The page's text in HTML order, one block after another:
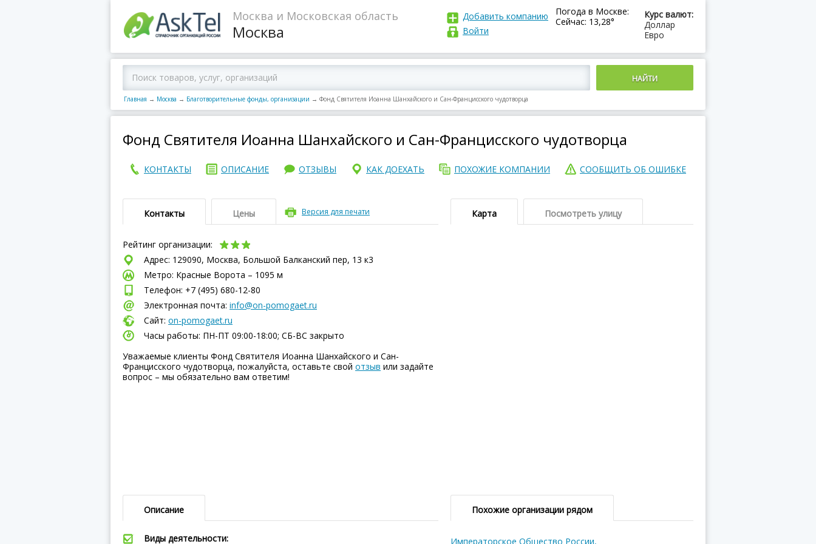
Москва и Московская область
Москва
Курс валют:
Доллар
Евро
Погода в Москве:
Сейчас: 13,28°
Добавить компанию
Войти
Главная → Москва → Благотворительные фонды, организации → Фонд Святителя Иоанна Шанхайского и Сан-Францисского чудотворца
Фонд Святителя Иоанна Шанхайского и Сан-Францисского чудотворца
КОНТАКТЫ ОПИСАНИЕ ОТЗЫВЫ КАК ДОЕХАТЬ ПОХОЖИЕ КОМПАНИИ СООБЩИТЬ ОБ ОШИБКЕ
Контакты Цены Версия для печати
Рейтинг организации:
Адрес: 129090, Москва, Большой Балканский пер, 13 к3
Метро: Красные Ворота – 1095 м
Телефон: +7 (495) 680-12-80
Электронная почта: info@on-pomogaet.ru
Сайт: on-pomogaet.ru
Часы работы: ПН-ПТ 09:00-18:00; СБ-ВC закрыто
Уважаемые клиенты Фонд Святителя Иоанна Шанхайского и Сан-
Францисского чудотворца, пожалуйста, оставьте свой отзыв или задайте
вопрос – мы обязательно вам ответим!
Карта Посмотреть улицу
Описание
Виды деятельности:
Похожие организации рядом
Императорское Общество России,